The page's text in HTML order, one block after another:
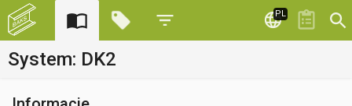
PL
System: DK2